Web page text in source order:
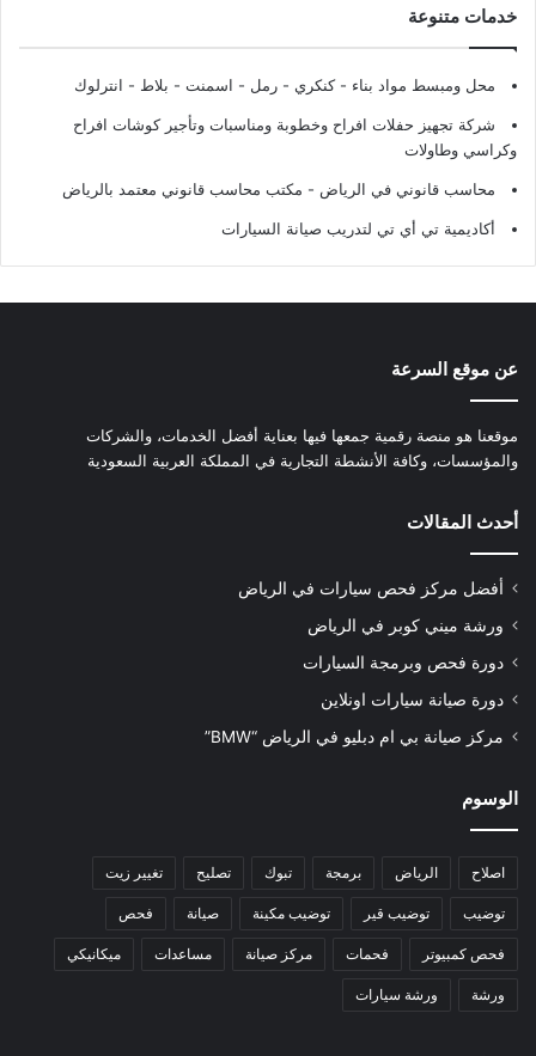
خدمات متنوعة
محل ومبسط مواد بناء - كنكري - رمل - اسمنت - بلاط - انترلوك
شركة تجهيز حفلات افراح وخطوبة ومناسبات وتأجير كوشات افراح
وكراسي وطاولات
محاسب قانوني في الرياض - مكتب محاسب قانوني معتمد بالرياض
أكاديمية تي أي تي لتدريب صيانة السيارات
عن موقع السرعة
موقعنا هو منصة رقمية جمعها فيها بعناية أفضل الخدمات، والشركات
والمؤسسات، وكافة الأنشطة التجارية في المملكة العربية السعودية
أحدث المقالات
أفضل مركز فحص سيارات في الرياض
ورشة ميني كوبر في الرياض
دورة فحص وبرمجة السيارات
دورة صيانة سيارات اونلاين
مركز صيانة بي ام دبليو في الرياض “BMW”
الوسوم
اصلاح الرياض برمجة تبوك تصليح تغيير زيت
توضيب توضيب قير توضيب مكينة صيانة فحص
فحص كمبيوتر فحمات مركز صيانة مساعدات ميكانيكي
ورشة ورشة سيارات